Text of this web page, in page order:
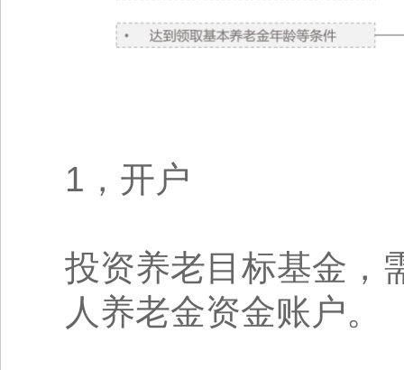
1，开户
投资养老目标基金，
人养老金资金账户。